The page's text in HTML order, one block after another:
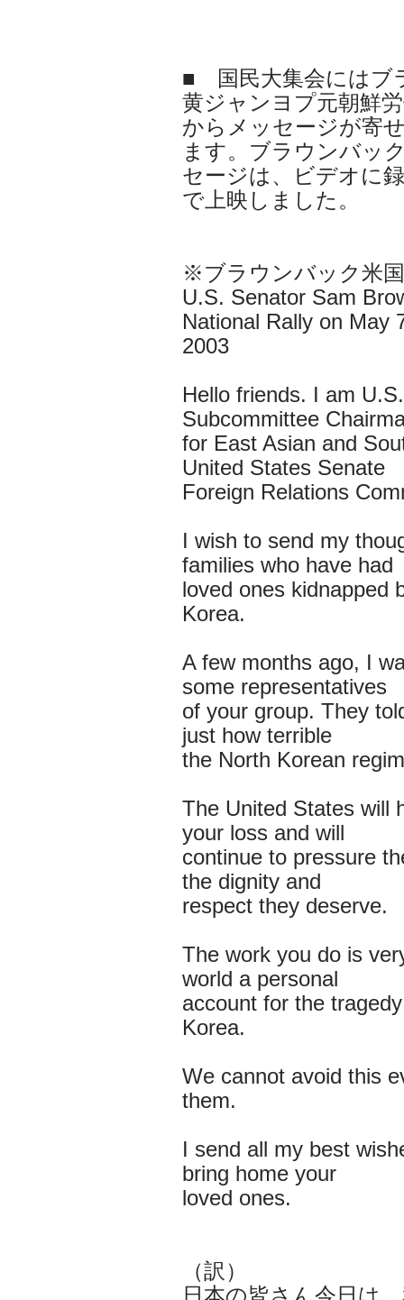
■ 国民大集会にはブ
黄ジャンヨプ元朝鮮
からメッセージが寄
ます。ブラウンバッ
セージは、ビデオに
で上映しました。
※ブラウンバック米
U.S. Senator Sam
National Rally on May
2003
Hello friends. I am
Subcommittee
for East Asian and
United States Senate
Foreign Relations
I wish to send my
families who have had
loved ones kidnapped
Korea.
A few months ago, I
some representatives
of your group. They
just how terrible
the North Korean
The United States will
your loss and will
continue to pressure
the dignity and
respect they deserve.
The work you do is
world a personal
account for the
Korea.
We cannot avoid this
them.
I send all my best
bring home your
loved ones.
（訳）
日本の皆さん今日は